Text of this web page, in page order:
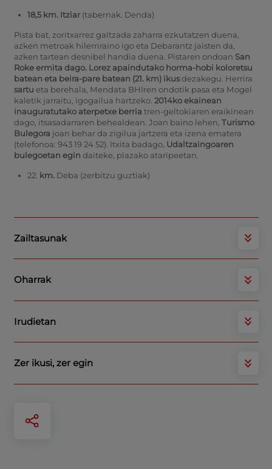
18,5 km. Itziar (tabernak. Denda)
Pista bat, zoritxarrez galtzada zaharra ezkutatzen duena,
azken metroak hilerriraino igo eta Debarantz jaisten da,
azken tartean desnibel handia duena. Pistaren ondoan San
Roke ermita dago. Lorez apaindutako horma-hobi koloretsu
batean eta beira-pare batean (21. km) ikusdezakegu. Herrira
sartu eta berehala, Mendata BHIren ondotik pasa eta Mogel
kaletik jarraitu, igogailua hartzeko. 2014ko ekainean
inauguratutako aterpetxe berria tren-geltokiaren eraikinean
dago, itsasadarraren behealdean. Joan baino lehen, Turismo
Bulegora joan behar da zigilua jartzera eta izena ematera
(telefonoa: 943 19 24 52). Itxita badago, Udaltzaingoaren
bulegoetan egin daiteke, plazako ataripeetan.
22. km. Deba (zerbitzu guztiak)
Zailtasunak
Oharrak
Irudietan
Zer ikusi, zer egin